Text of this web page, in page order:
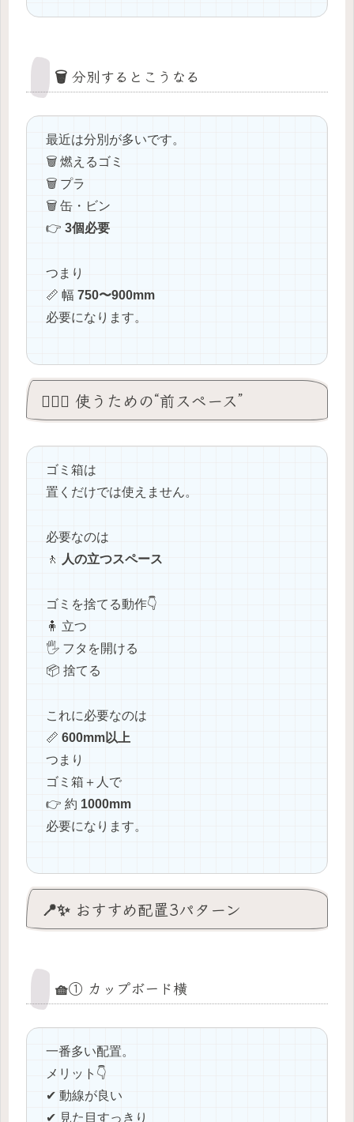
🗑️ 分別するとこうなる
最近は分別が多いです。
🗑️ 燃えるゴミ
🗑️ プラ
🗑️ 缶・ビン
👉 3個必要
つまり
📏 幅 750〜900mm
必要になります。
🚶‍♀️✨ 使うための“前スペース”
ゴミ箱は
置くだけでは使えません。
必要なのは
🚶
人の立つスペース
ゴミを捨てる動作👇
🧍 立つ
🖐️ フタを開ける
📦 捨てる
これに必要なのは
📏 600mm以上
つまり
ゴミ箱＋人で
👉 約 1000mm
必要になります。
📍✨ おすすめ配置3パターン
🧺① カップボード横
一番多い配置。
メリット👇
✔ 動線が良い
✔ 見た目すっきり